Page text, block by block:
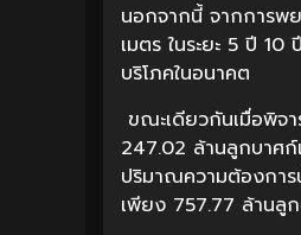
นอกจากนี้ จากการพ
เมตร ในระยะ 5 ปี
บริโภคในอนาคต
ขณะเดียวกันเมื่อพิจ
247.02 ล้านลูกบาศ
ปริมาณความต้องกา
เพียง 757.77 ล้านลู